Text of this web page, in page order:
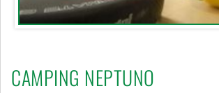
CAMPING NEPTUNO